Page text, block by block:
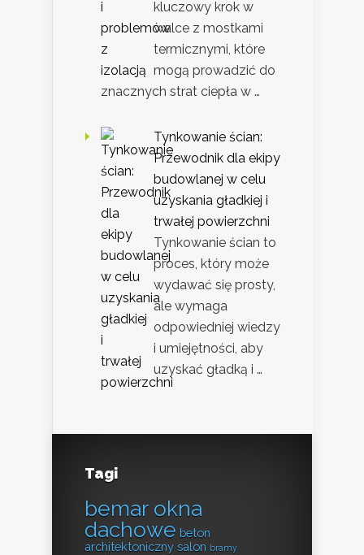
kluczowy krok w
walce z mostkami
termicznymi, które
mogą prowadzić do
znacznych strat ciepła w …
Tynkowanie ścian:
Przewodnik dla ekipy
budowlanej w celu
uzyskania gładkiej i
trwałej powierzchni
Tynkowanie ścian to
proces, który może
wydawać się prosty,
ale wymaga
odpowiedniej wiedzy
i umiejętności, aby
uzyskać gładką i …
Tagi
bemar okna
dachowe beton
architektoniczny salon bramy